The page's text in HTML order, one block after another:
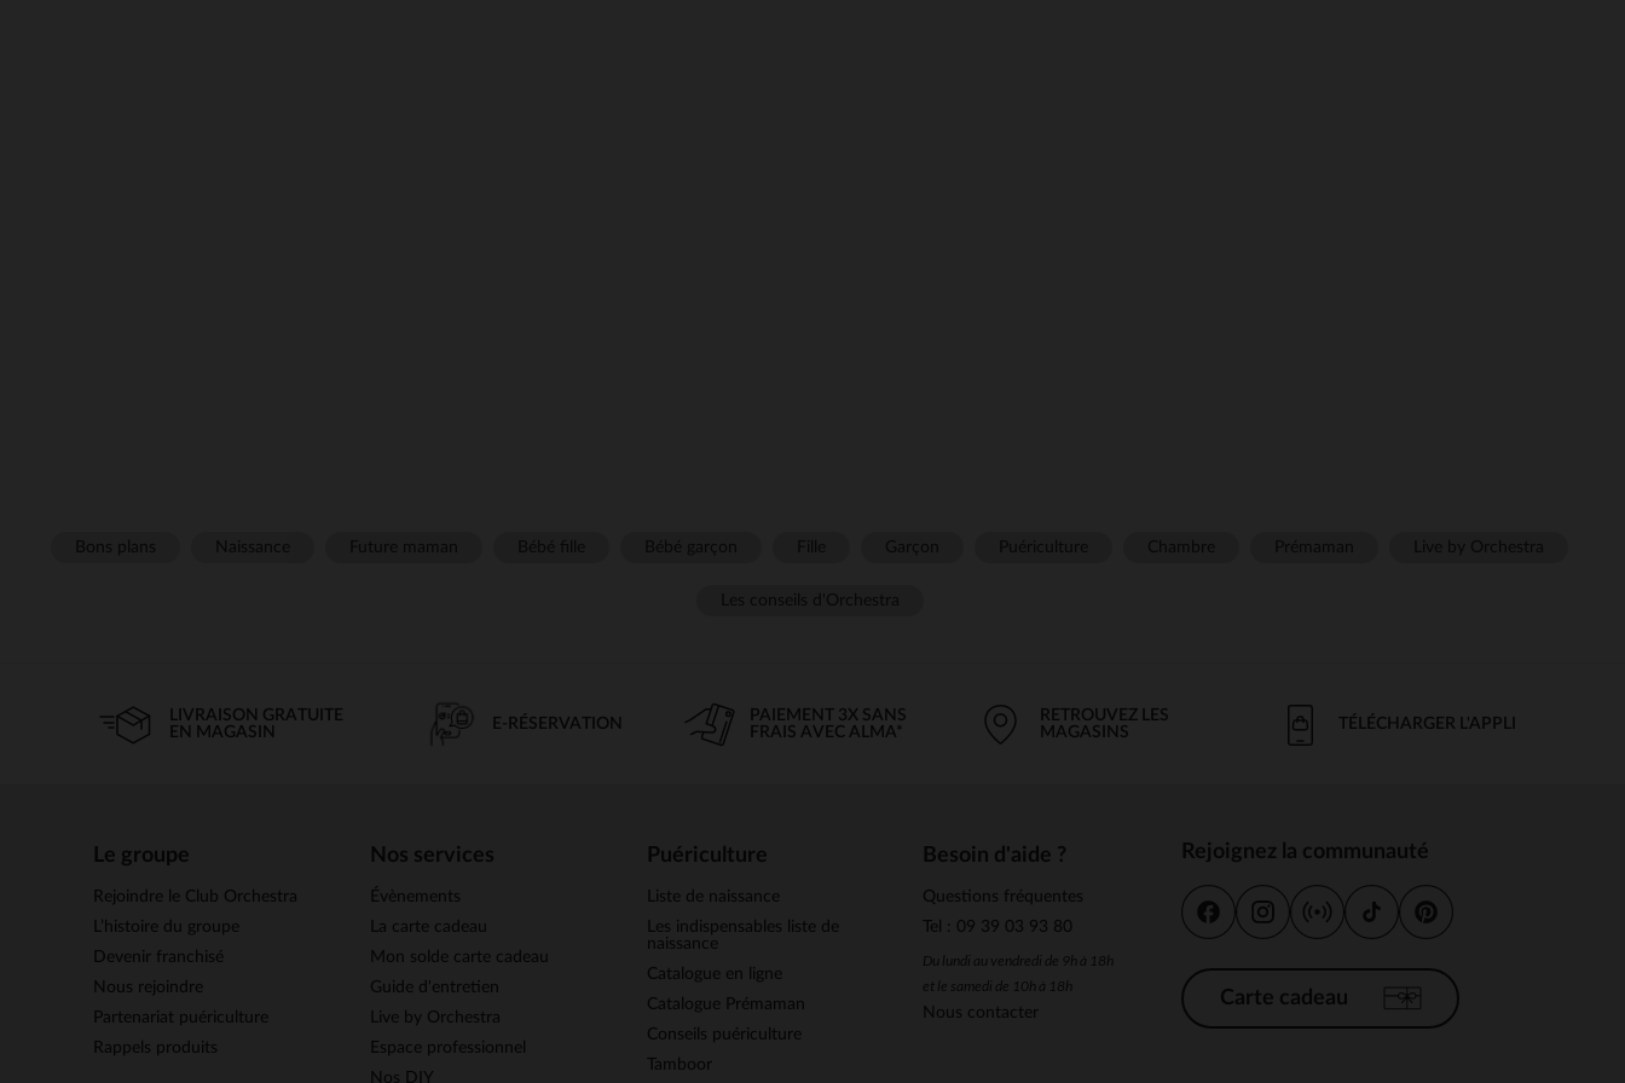
LIVRAISON GRATUITE
EN MAGASIN
E-RÉSERVATION
PAIEMENT 3X SANS
FRAIS AVEC ALMA*
RETROUVEZ LES
MAGASINS
TÉLÉCHARGER L'APPLI
Le groupe
Rejoindre le Club Orchestra
L’histoire du groupe
Devenir franchisé
Nous rejoindre
Partenariat puériculture
Rappels produits
Nos services
Évènements
La carte cadeau
Mon solde carte cadeau
Guide d'entretien
Live by Orchestra
Espace professionnel
Nos DIY
Puériculture
Liste de naissance
Les indispensables liste de
naissance
Catalogue en ligne
Catalogue Prémaman
Conseils puériculture
Tamboor
Besoin d'aide ?
Questions fréquentes
Tel : 09 39 03 93 80
Du lundi au vendredi de 9h à 18h
et le samedi de 10h à 18h
Nous contacter
Rejoignez la communauté
Carte cadeau